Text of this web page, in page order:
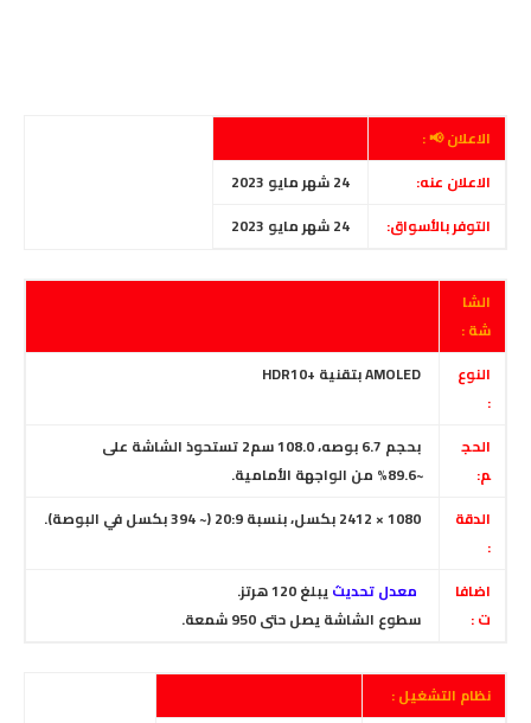
الاعلان 📢 :
الاعلان عنه:
التوفر بالأسواق:
الشا
شة :
النوع
:
بتقنية +
HDR10
الحج
م:
بحجم 6.7 بوصه، 108.0 سم2 تستحوذ الشاشة على
~89.6% من الواجهة الأمامية.
الدقة
:
اضافا
ت :
معدل تحديث يبلغ 120 هرتز.
سطوع الشاشة يصل حتى 950 شمعة.
نظام التشغيل :